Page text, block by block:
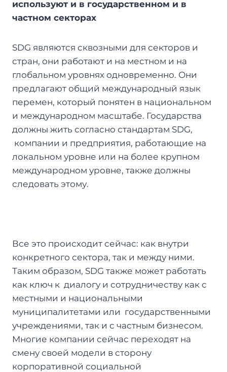
используют и в государственном и в
частном секторах
SDG являются сквозными для секторов и
стран, они работают и на местном и на
глобальном уровнях одновременно. Они
предлагают общий международный язык
перемен, который понятен в национальном
и международном масштабе. Государства
должны жить согласно стандартам SDG,
компании и предприятия, работающие на
локальном уровне или на более крупном
международном уровне, также должны
следовать этому.
Все это происходит сейчас: как внутри
конкретного сектора, так и между ними.
Таким образом, SDG также может работать
как ключ к диалогу и сотрудничеству как с
местными и национальными
муниципалитетами или государственными
учреждениями, так и с частным бизнесом.
Многие компании сейчас переходят на
смену своей модели в сторону
корпоративной социальной